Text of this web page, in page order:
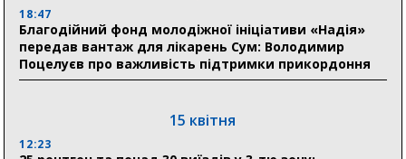
Романько розширює програму відпочинку дітей із
прифронтової Сумщини: перша група оздоровилася
в Австрії
відновлення житла майже на 6,6 млн грн
18:47
Благодійний фонд молодіжної ініціативи «Надія»
передав вантаж для лікарень Сум: Володимир
Поцелуєв про важливість підтримки прикордоння
15 квітня
12:23